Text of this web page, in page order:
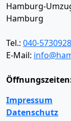
Hamburg-
Hamburg
Tel.: 040-
E-Mail:
Impressum
Datenschutz